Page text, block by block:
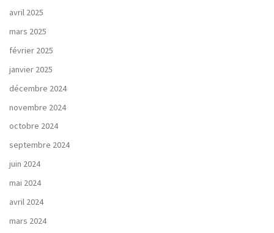
avril 2025
mars 2025
février 2025
janvier 2025
décembre 2024
novembre 2024
octobre 2024
septembre 2024
juin 2024
mai 2024
avril 2024
mars 2024